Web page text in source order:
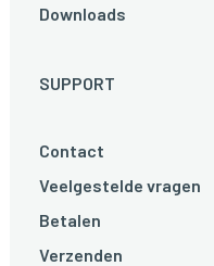
Downloads
SUPPORT
Contact
Veelgestelde vragen
Betalen
Verzenden